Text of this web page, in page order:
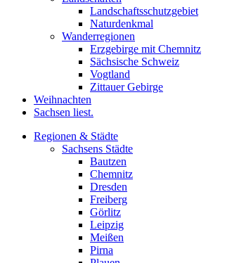
Landschaftsschutzgebiet
Naturdenkmal
Wanderregionen
Erzgebirge mit Chemnitz
Sächsische Schweiz
Vogtland
Zittauer Gebirge
Weihnachten
Sachsen liest.
Regionen & Städte
Sachsens Städte
Bautzen
Chemnitz
Dresden
Freiberg
Görlitz
Leipzig
Meißen
Pirna